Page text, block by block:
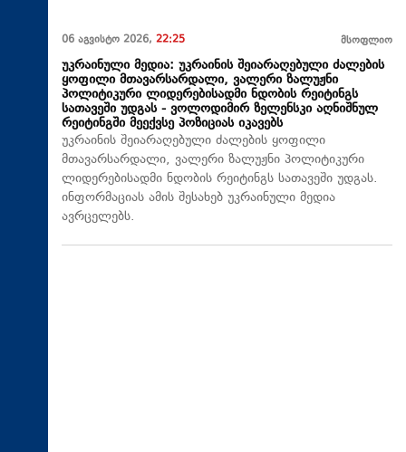
06 აგვისტო 2026, 22:25 მსოფლიო
უკრაინული მედია: უკრაინის შეიარაღებული ძალების
ყოფილი მთავარსარდალი, ვალერი ზალუჟნი
პოლიტიკური ლიდერებისადმი ნდობის რეიტინგს
სათავეში უდგას - ვოლოდიმირ ზელენსკი აღნიშნულ
რეიტინგში მეექვსე პოზიციას იკავებს
უკრაინის შეიარაღებული ძალების ყოფილი
მთავარსარდალი, ვალერი ზალუჟნი პოლიტიკური
ლიდერებისადმი ნდობის რეიტინგს სათავეში უდგას.
ინფორმაციას ამის შესახებ უკრაინული მედია
ავრცელებს.